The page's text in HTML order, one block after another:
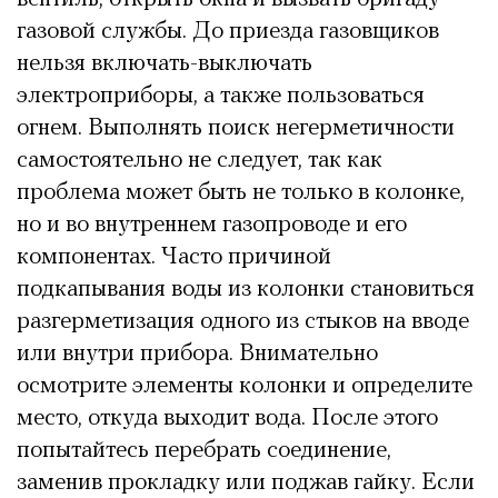
газовой службы. До приезда газовщиков
нельзя включать-выключать
электроприборы, а также пользоваться
огнем. Выполнять поиск негерметичности
самостоятельно не следует, так как
проблема может быть не только в колонке,
но и во внутреннем газопроводе и его
компонентах. Часто причиной
подкапывания воды из колонки становиться
разгерметизация одного из стыков на вводе
или внутри прибора. Внимательно
осмотрите элементы колонки и определите
место, откуда выходит вода. После этого
попытайтесь перебрать соединение,
заменив прокладку или поджав гайку. Если